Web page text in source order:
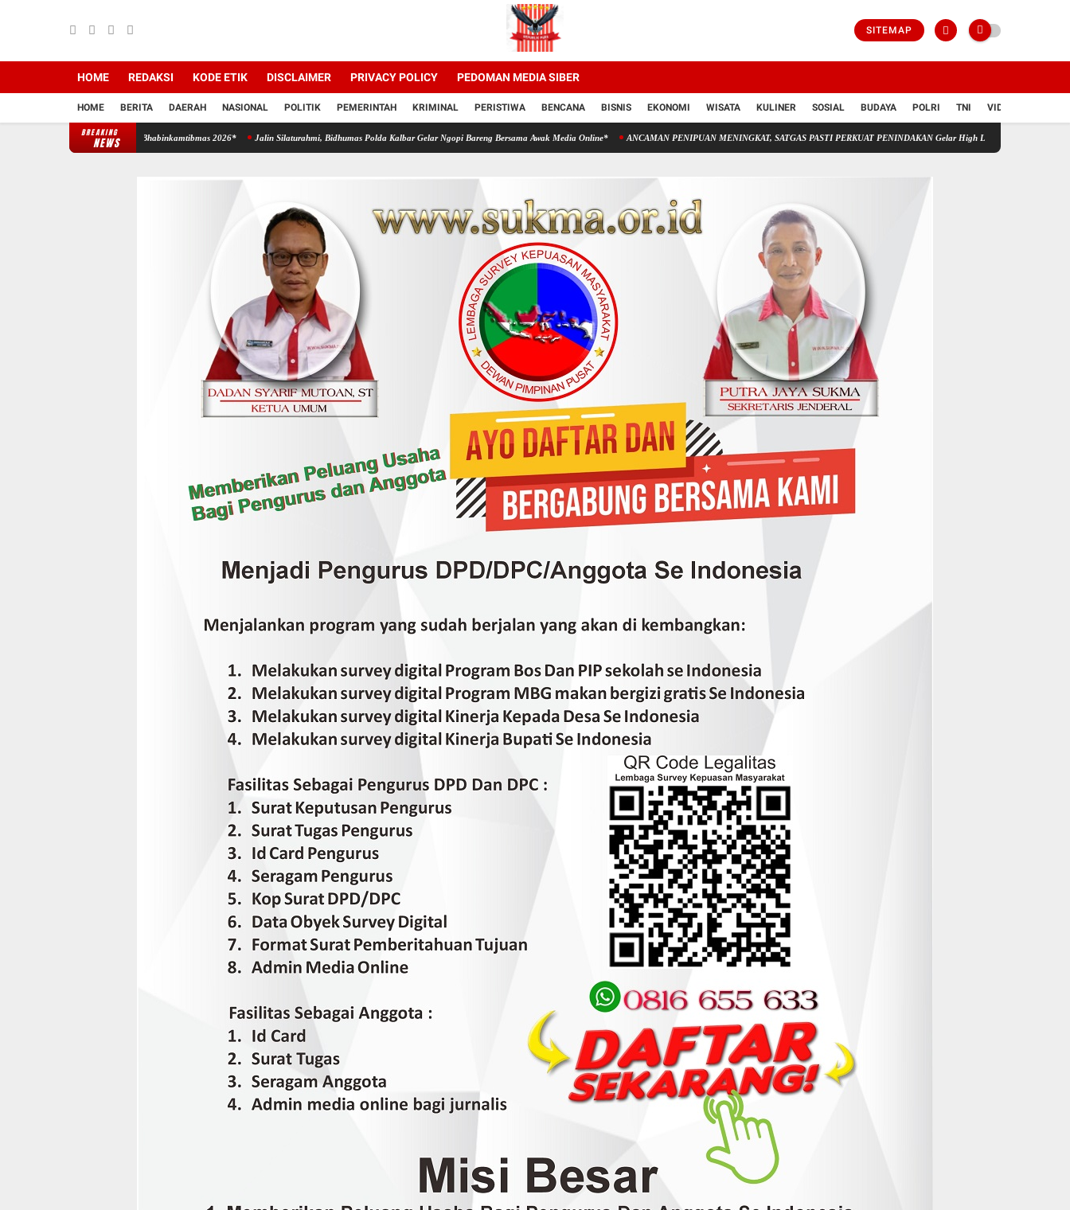
SITEMAP
HOME REDAKSI KODE ETIK DISCLAIMER PRIVACY POLICY PEDOMAN MEDIA SIBER
HOME BERITA DAERAH NASIONAL POLITIK PEMERINTAH KRIMINAL PERISTIWA BENCANA BISNIS EKONOMI WISATA KULINER SOSIAL BUDAYA POLRI TNI VIDIO
BREAKING
NEWS
Kemampuan Bhabinkamtibmas 2026* Jalin Silaturahmi, Bidhumas Polda Kalbar Gelar Ngopi Bareng Bersama Awak Media Online* ANCAMAN PENIPUAN MENINGKAT, SATGAS PASTI PERKUAT PENINDAKAN Gelar High Level Meeting